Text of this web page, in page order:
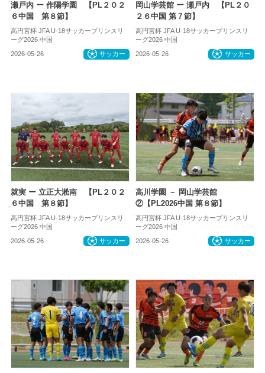
瀬戸内 ー 作陽学園 【PL２０２
６中国 第８節】
高円宮杯 JFA U-18サッカープリンスリ
ーグ2026 中国
2026-05-26 サッカー
岡山学芸館 ー 瀬戸内 【PL２０
２６中国 第７節】
高円宮杯 JFA U-18サッカープリンスリ
ーグ2026 中国
2026-05-26 サッカー
就実 ー 立正大淞南 【PL２０２
６中国 第８節】
高円宮杯 JFA U-18サッカープリンスリ
ーグ2026 中国
2026-05-26 サッカー
高川学園 － 岡山学芸館
②【PL2026中国 第８節】
高円宮杯 JFA U-18サッカープリンスリ
ーグ2026 中国
2026-05-26 サッカー